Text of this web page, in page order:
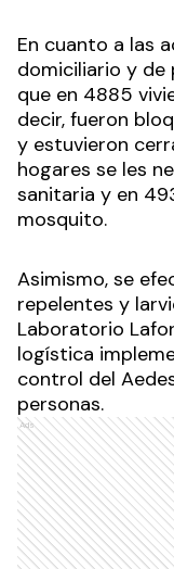
En cuanto a las
domiciliario y
que en 4885
decir, fueron
y estuvieron
hogares se les
sanitaria y en
mosquito.
Asimismo, se
repelentes y
Laboratorio
logística
control del
personas.
Ads